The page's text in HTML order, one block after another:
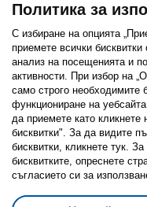
Последвайте ни:
FacebookTwitterYoutube
Политика за
Избор на
Политика за
С избиране на опцията
приемете всички
анализ на посещенията и
активности. При избор на
само строго необходимитe
функциониране на
да приемете като кликнете
бисквитки". За да видите
бисквитки, кликнете тук.
бисквитките, опреснете
съгласието си за